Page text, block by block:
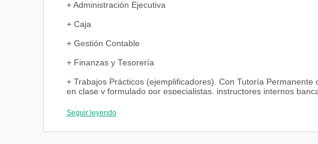
+ Administración Ejecutiva
+ Caja
+ Gestión Contable
+ Finanzas y Tesorería
+ Trabajos Prácticos (ejemplificadores). Con Tutoría
en clase y formulado por especialistas, instructores internos
+ Office Excel
+ Sistema Maxirest
Seguir leyendo